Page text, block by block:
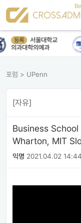
등록
서울대학교
의과대학의예과
포럼 > UPenn
[자유]
Business
Wharton, MIT
익명 2021.04.02 14:44